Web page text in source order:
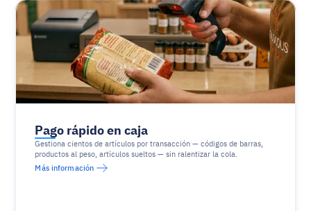
Pago rápido en caja
Gestiona cientos de artículos por transacción — códigos de barras,
productos al peso, artículos sueltos — sin ralentizar la cola.
Más información